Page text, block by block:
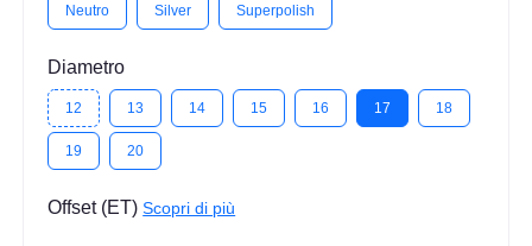
Neutro Silver Superpolish
Diametro
12 13 14 15 16 17 18
19 20
Offset (ET)Scopri di più